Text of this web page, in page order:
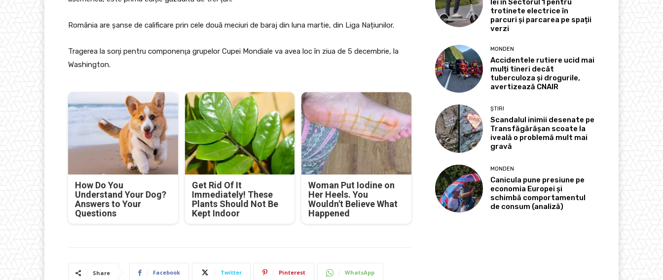
România are șanse de calificare prin cele două meciuri de baraj din luna martie, din Liga Națiunilor.
Tragerea la sorţi pentru componenţa grupelor Cupei Mondiale va avea loc în ziua de 5 decembrie, la
Washington.
How Do You
Understand Your Dog?
Answers to Your
Questions
Get Rid Of It
Immediately! These
Plants Should Not Be
Kept Indoor
Woman Put Iodine on
Her Heels. You
Wouldn't Believe What
Happened
Share Facebook Twitter Pinterest WhatsApp
lei în Sectorul 1 pentru
trotinete electrice în
parcuri și parcarea pe spații
verzi
MONDEN
Accidentele rutiere ucid mai
mulți tineri decât
tuberculoza și drogurile,
avertizează CNAIR
ȘTIRI
Scandalul inimii desenate pe
Transfăgărășan scoate la
iveală o problemă mult mai
gravă
MONDEN
Canicula pune presiune pe
economia Europei și
schimbă comportamentul
de consum (analiză)